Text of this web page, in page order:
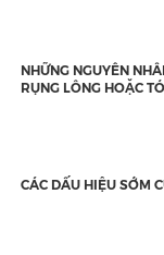
NHỮNG NGUYÊN
RỤNG LÔNG HOẶC
CÁC DẤU HIỆU SỚM